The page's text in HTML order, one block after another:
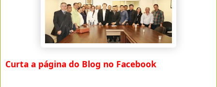
Curta a página do Blog no Facebook